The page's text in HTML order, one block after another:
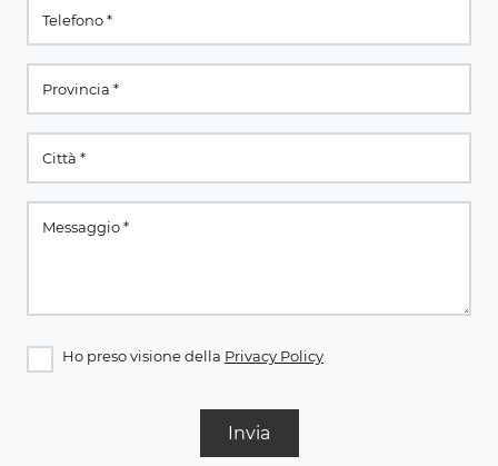
Ho preso visione della Privacy Policy
Invia